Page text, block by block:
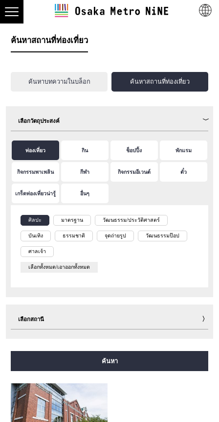
ค้นหาสถานที่ท่องเที่ยว
ค้นหาบทความในบล็อก ค้นหาสถานที่ท่องเที่ยว
เลือกวัตถุประสงค์
ท่องเที่ยว กิน ช็อปปิ้ง พักแรม
กิจกรรมพาเพลิน กีฬา กิจกรรมอีเวนต์ ตั๋ว
เกร็ดท่องเที่ยวน่ารู้ อื่นๆ
ศิลปะ มาตรฐาน วัฒนธรรม/ประวัติศาสตร์
บันเทิง ธรรมชาติ จุดถ่ายรูป วัฒนธรรมป๊อป
ศาลเจ้า
เลือกทั้งหมด/เอาออกทั้งหมด
เลือกสถานี
สายอิมาซาโตะซุจิ สายนิวแทรม
ค้นหา